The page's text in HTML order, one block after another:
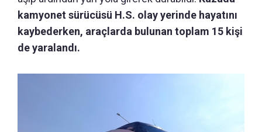
kamyonet sürücüsü H.S. olay yerinde hayatını
kaybederken, araçlarda bulunan toplam 15 kişi
de yaralandı.